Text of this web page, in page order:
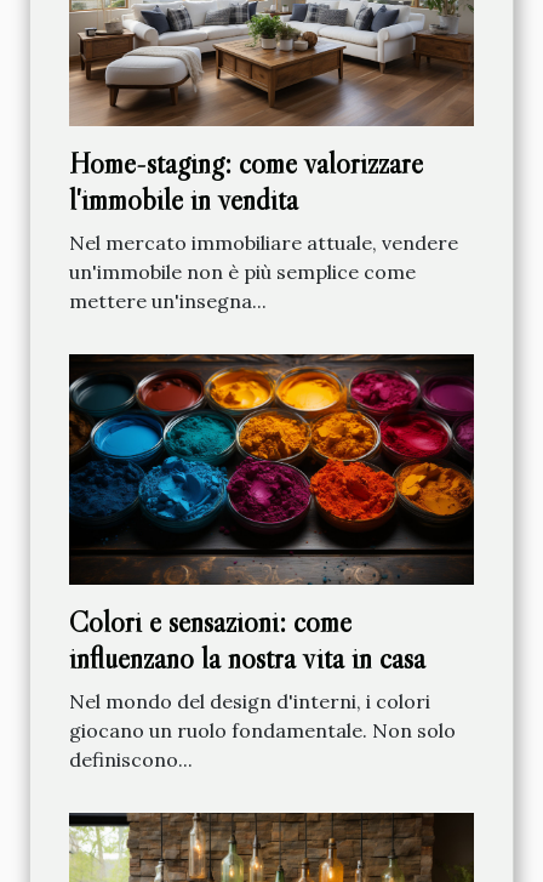
Home-staging: come valorizzare
l'immobile in vendita
Nel mercato immobiliare attuale, vendere
un'immobile non è più semplice come
mettere un'insegna...
Colori e sensazioni: come
influenzano la nostra vita in casa
Nel mondo del design d'interni, i colori
giocano un ruolo fondamentale. Non solo
definiscono...